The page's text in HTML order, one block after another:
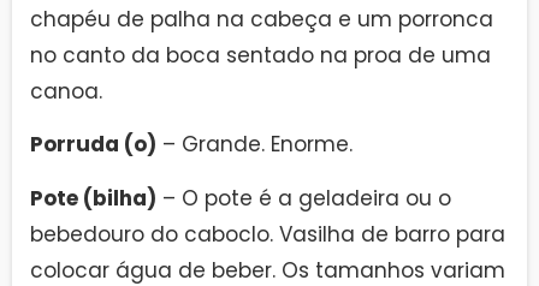
chapéu de palha na cabeça e um porronca
no canto da boca sentado na proa de uma
canoa.
Porruda (o) – Grande. Enorme.
Pote (bilha) – O pote é a geladeira ou o
bebedouro do caboclo. Vasilha de barro para
colocar água de beber. Os tamanhos variam